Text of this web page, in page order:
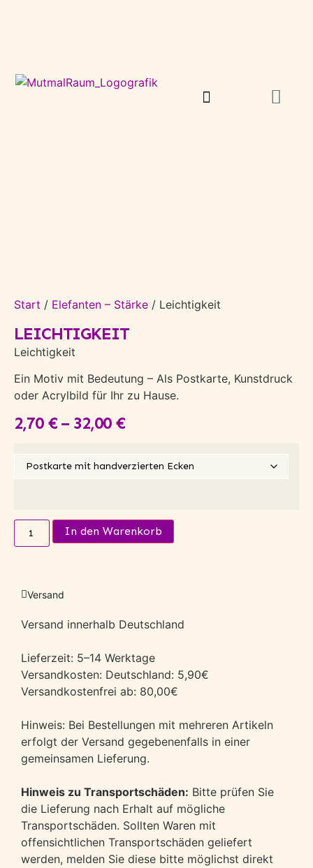
Start / Elefanten – Stärke / Leichtigkeit
LEICHTIGKEIT
Leichtigkeit
Ein Motiv mit Bedeutung – Als Postkarte, Kunstdruck
oder Acrylbild für Ihr zu Hause.
2,70 € – 32,00 €
In den Warenkorb
Versand
Versand innerhalb Deutschland
Lieferzeit: 5–14 Werktage
Versandkosten: Deutschland: 5,90€
Versandkostenfrei ab: 80,00€
Hinweis: Bei Bestellungen mit mehreren Artikeln
erfolgt der Versand gegebenenfalls in einer
gemeinsamen Lieferung.
Hinweis zu Transportschäden: Bitte prüfen Sie
die Lieferung nach Erhalt auf mögliche
Transportschäden. Sollten Waren mit
offensichtlichen Transportschäden geliefert
werden, melden Sie diese bitte möglichst direkt